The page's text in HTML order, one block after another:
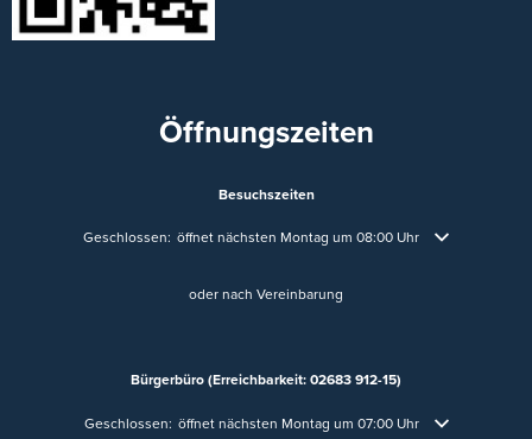
Öffnungszeiten
Besuchszeiten
Klicken, um weitere Öffnungs- oder Schließzeiten auszublenden
Geschlossen: öffnet nächsten Montag um 08:00 Uhr
oder nach Vereinbarung
Bürgerbüro (Erreichbarkeit: 02683 912-15)
Klicken, um weitere Öffnungs- oder Schließzeiten auszublenden
Geschlossen: öffnet nächsten Montag um 07:00 Uhr